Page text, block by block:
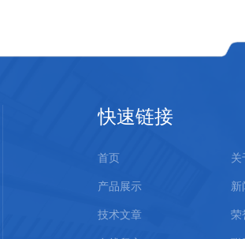
快速链接
首页 关
产品展示 新
技术文章 荣